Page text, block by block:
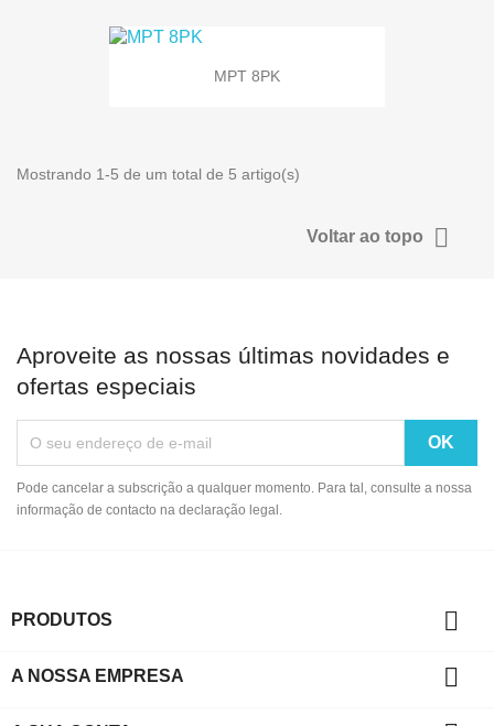
MPT 8PK
Mostrando 1-5 de um total de 5 artigo(s)
Voltar ao topo 
Aproveite as nossas últimas novidades e
ofertas especiais
Pode cancelar a subscrição a qualquer momento. Para tal, consulte a nossa
informação de contacto na declaração legal.
PRODUTOS 
A NOSSA EMPRESA 